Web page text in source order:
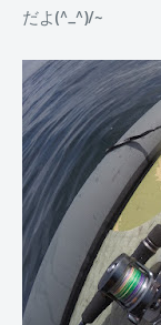
だよ(^_^)/~